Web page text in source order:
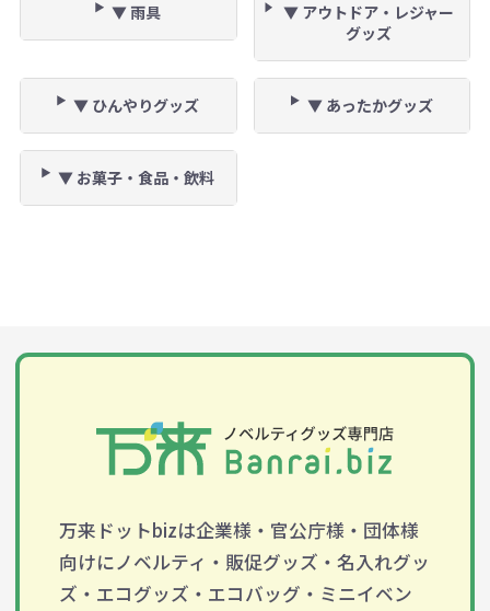
▼ 雨具
▼ アウトドア・レジャー
グッズ
▼ ひんやりグッズ ▼ あったかグッズ
▼ お菓子・食品・飲料
万来ドットbizは企業様・官公庁様・団体様
向けにノベルティ・販促グッズ・名入れグッ
ズ・エコグッズ・エコバッグ・ミニイベン